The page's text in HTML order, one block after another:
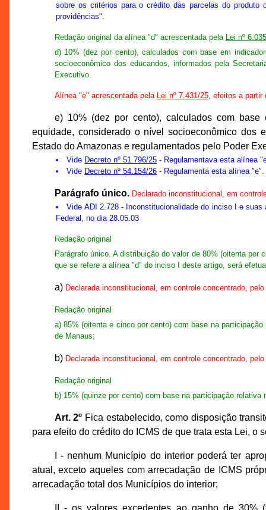
sobre os critérios para o crédito das parcelas do
providências".
Redação original da alínea "d" acrescentada pela Lei nº
d) 10% (dez por cento), calculados com base em
socioeconômico dos educandos, informados pela
Executivo.
Alínea "e" acrescentada pela Lei nº 7.431/25, efeitos a partir
e) 10% (dez por cento), calculados com
equidade, considerado o nível socioeconômico dos
Estado do Amazonas e regulamentados pelo Poder
Vide Decreto nº 51.796/25 - Regulamentava esta alínea
Vide Decreto nº 54.154/26 - Regulamenta esta alínea "e".
Parágrafo único. Declarado inconstitucional, em
Vide ADI 2.728- Inconstitucionalidade do inciso I e suas
Federal, no dia 28.05.03
Redação original
Parágrafo único. A distribuição do valor de 80% (oitenta
que se refere a alínea "d" do inciso I deste artigo, será
a) Declarada inconstitucional, em controle concentrado,
Redação original
a) 85% (oitenta e cinco por cento) com base na
de Manaus;
b) Declarada inconstitucional, em controle concentrado,
Redação original
b) 15% (quinze por cento) com base na participação
Art. 2º Fica estabelecido, como disposição
para efeito do crédito do ICMS de que trata esta Lei, o
I - nenhum Município do interior poderá ter
atual, exceto aqueles com arrecadação de ICMS
arrecadação total dos Municípios do interior;
II - os valores excedentes ao ganho de 30%